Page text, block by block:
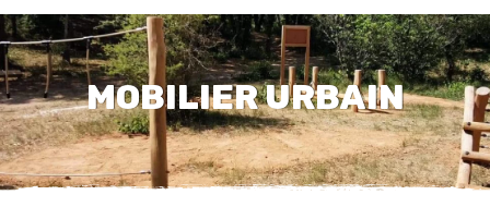
MOBILIER URBAIN